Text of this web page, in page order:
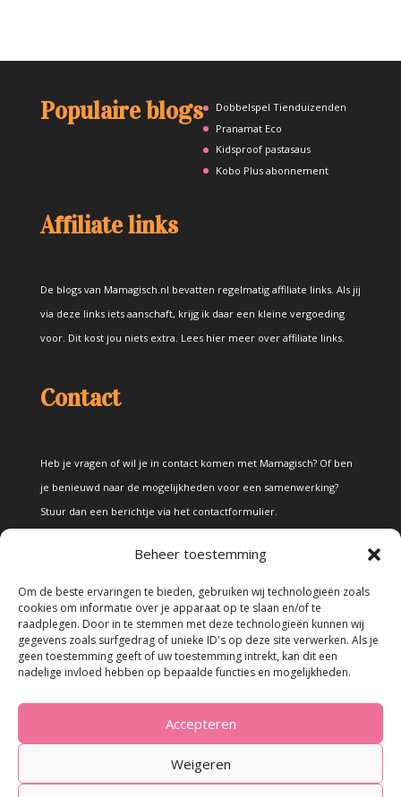
Beheer toestemming
Om de beste ervaringen te bieden, gebruiken wij technologieën zoals
cookies om informatie over je apparaat op te slaan en/of te
raadplegen. Door in te stemmen met deze technologieën kunnen wij
gegevens zoals surfgedrag of unieke ID's op deze site verwerken. Als je
geen toestemming geeft of uw toestemming intrekt, kan dit een
nadelige invloed hebben op bepaalde functies en mogelijkheden.
Accepteren
Weigeren
Populaire blogs
Dobbelspel Tienduizenden
Pranamat Eco
Kidsproof pastasaus
Kobo Plus abonnement
Affiliate links
De blogs van Mamagisch.nl bevatten regelmatig affiliate links. Als jij
via deze links iets aanschaft, krijg ik daar een kleine vergoeding
voor. Dit kost jou niets extra. Lees hier meer over affiliate links.
Contact
Heb je vragen of wil je in contact komen met Mamagisch? Of ben
je benieuwd naar de mogelijkheden voor een samenwerking?
Stuur dan een berichtje via het contactformulier.
Alle teksten en foto's op deze site zijn eigendom van Mamagisch.
Teksten en foto's van Mamagisch mogen onder geen beding
uitdrukkelijk worden vermeld.